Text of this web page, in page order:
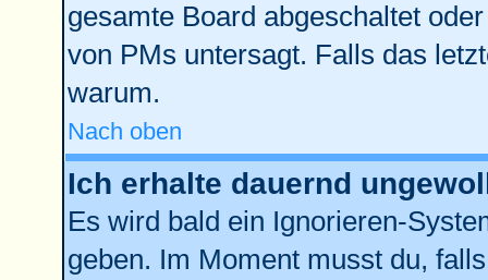
gesamte Board abgeschaltet
von PMs untersagt. Falls das
warum.
Nach oben
Ich erhalte dauernd
Es wird bald ein Ignorieren-
geben. Im Moment musst du,